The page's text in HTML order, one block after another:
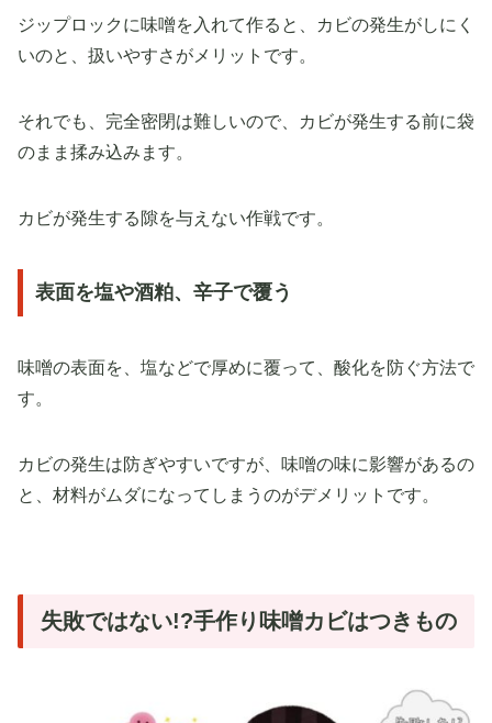
ジップロックに味噌を入れて作ると、カビの発生がしにく
いのと、扱いやすさがメリットです。
それでも、完全密閉は難しいので、カビが発生する前に袋
のまま揉み込みます。
カビが発生する隙を与えない作戦です。
表面を塩や酒粕、辛子で覆う
味噌の表面を、塩などで厚めに覆って、酸化を防ぐ方法で
す。
カビの発生は防ぎやすいですが、味噌の味に影響があるの
と、材料がムダになってしまうのがデメリットです。
失敗ではない!?手作り味噌カビはつきもの